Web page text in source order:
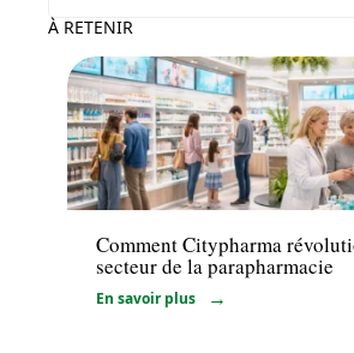
À RETENIR
Santé
Comment Citypharma
secteur de la parapharmacie
En savoir plus